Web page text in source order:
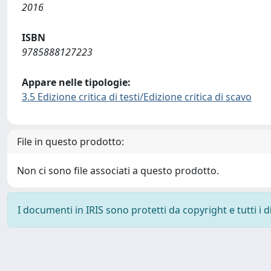
2016
ISBN
9785888127223
Appare nelle tipologie:
3.5 Edizione critica di testi/Edizione critica di scavo
File in questo prodotto:
Non ci sono file associati a questo prodotto.
I documenti in IRIS sono protetti da copyright e tutti i